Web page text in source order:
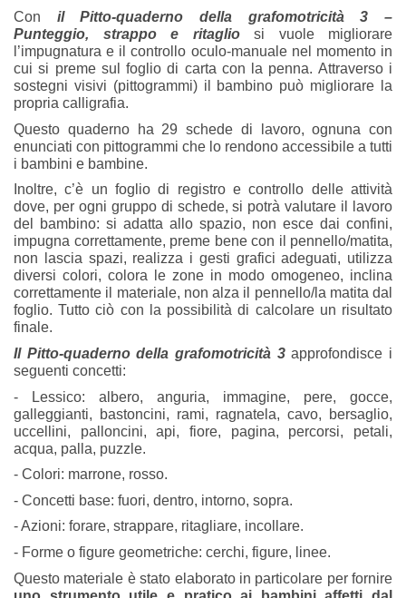
Con il
Pitto-quaderno della grafomotricità 3 –
Punteggio, strappo e ritaglio si vuole migliorare
l’impugnatura e il controllo oculo-manuale nel momento in
cui si preme sul foglio di carta con la penna. Attraverso i
sostegni visivi (pittogrammi) il bambino può migliorare la
propria calligrafia.
Questo quaderno ha 29 schede di lavoro, ognuna con
enunciati con pittogrammi che lo rendono accessibile a tutti
i bambini e bambine.
Inoltre, c’è un foglio di registro e controllo delle attività
dove, per ogni gruppo di schede, si potrà valutare il lavoro
del bambino: si adatta allo spazio, non esce dai confini,
impugna correttamente, preme bene con il pennello/matita,
non lascia spazi, realizza i gesti grafici adeguati, utilizza
diversi colori, colora le zone in modo omogeneo, inclina
correttamente il materiale, non alza il pennello/la matita dal
foglio. Tutto ciò con la possibilità di calcolare un risultato
finale.
Il Pitto-quaderno della grafomotricità 3approfondisce i
seguenti concetti:
- Lessico: albero, anguria, immagine, pere, gocce,
galleggianti, bastoncini, rami, ragnatela, cavo, bersaglio,
uccellini, palloncini, api, fiore, pagina, percorsi, petali,
acqua, palla, puzzle.
- Colori: marrone, rosso.
- Concetti base: fuori, dentro, intorno, sopra.
- Azioni: forare, strappare, ritagliare, incollare.
- Forme o figure geometriche: cerchi, figure, linee.
Questo materiale è stato elaborato in particolare per fornire